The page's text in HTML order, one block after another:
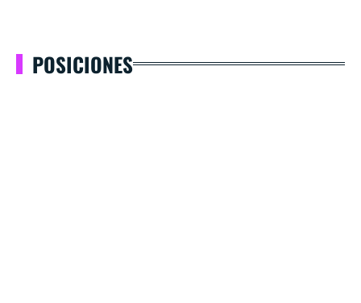
POSICIONES